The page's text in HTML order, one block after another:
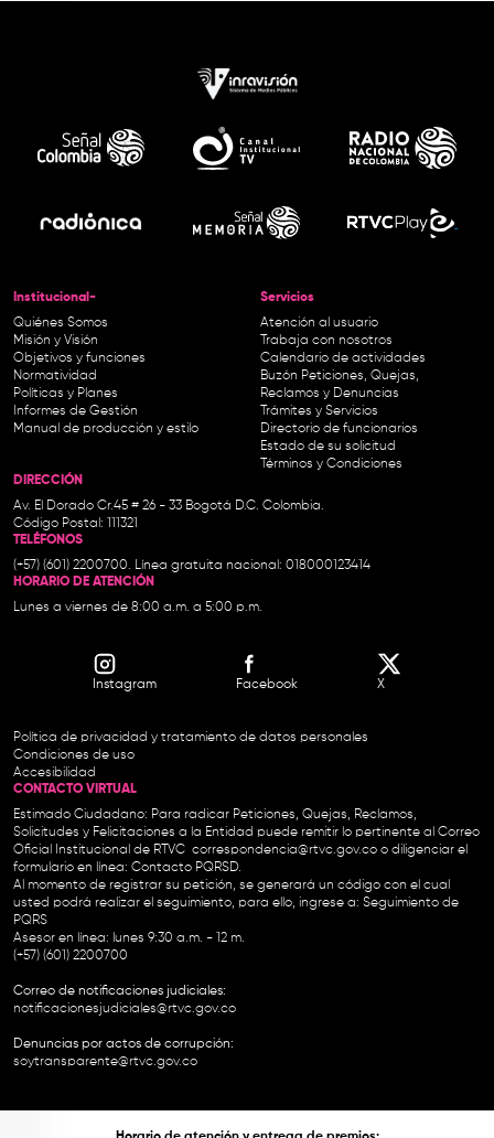
Institucional-
Quiénes Somos
Misión y Visión
Objetivos y funciones
Normatividad
Políticas y Planes
Informes de Gestión
Manual de producción y estilo
Servicios
Atención al usuario
Trabaja con nosotros
Calendario de actividades
Buzón Peticiones, Quejas,
Reclamos y Denuncias
Trámites y Servicios
Directorio de funcionarios
Estado de su solicitud
Términos y Condiciones
DIRECCIÓN
Av. El Dorado Cr.45 # 26 - 33 Bogotá D.C. Colombia.
Código Postal: 111321
TELÉFONOS
(+57) (601) 2200700. Línea gratuita nacional: 018000123414
HORARIO DE ATENCIÓN
Lunes a viernes de 8:00 a.m. a 5:00 p.m.
Instagram Facebook X
Política de privacidad y tratamiento de datos personales
Condiciones de uso
Accesibilidad
CONTACTO VIRTUAL
Estimado Ciudadano: Para radicar Peticiones, Quejas, Reclamos,
Solicitudes y Felicitaciones a la Entidad puede remitir lo pertinente al Correo
Oficial Institucional de RTVC correspondencia@rtvc.gov.co o diligenciar el
formulario en línea: Contacto PQRSD.
Al momento de registrar su petición, se generará un código con el cual
usted podrá realizar el seguimiento, para ello, ingrese a: Seguimiento de
PQRS
Asesor en línea: lunes 9:30 a.m. - 12 m.
(+57) (601) 2200700
Correo de notificaciones judiciales:
notificacionesjudiciales@rtvc.gov.co
Denuncias por actos de corrupción:
soytransparente@rtvc.gov.co